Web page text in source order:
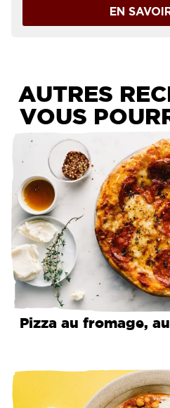
EN
AUTRES
VOUS
Pizza au fromage,